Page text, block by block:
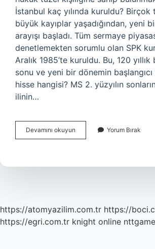
İstanbul kaç yılında kuruldu?
büyük kayıplar yaşadığından, yeni
arayışı başladı. Tüm sermaye
denetlemekten sorumlu olan SPK
Aralık 1985’te kuruldu. Bu, 120
sonu ve yeni bir dönemin
hisse hangisi? MS 2. yüzyılın
ilinin…
Devamını okuyun
İStanbul
Satildi
Yorum Bırak
https://atomyazilim.com.tr https://
https://egri.com.tr knight online nttgame